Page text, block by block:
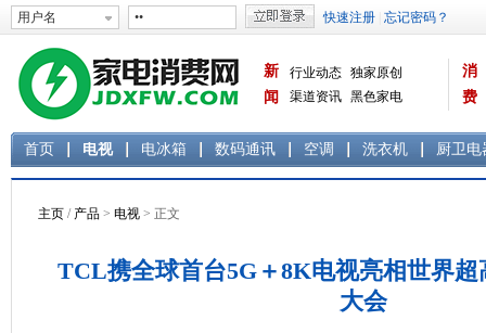
新
闻
行业动态 独家原创
渠道资讯 黑色家电
消
费
首页 电视 电冰箱 数码通讯 空调 洗衣机 厨卫电
主页 / 产品 > 电视 > 正文
TCL携全球首台5G＋8K电视亮相世界
大会